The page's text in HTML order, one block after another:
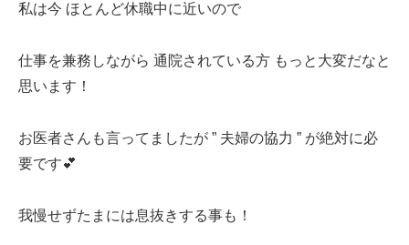
私は今 ほとんど休職中に近いので
仕事を兼務しながら 通院されている方 もっと大変だなと
思います！
お医者さんも言ってましたが ” 夫婦の協力 ” が絶対に必
要です💕
我慢せずたまには息抜きする事も！